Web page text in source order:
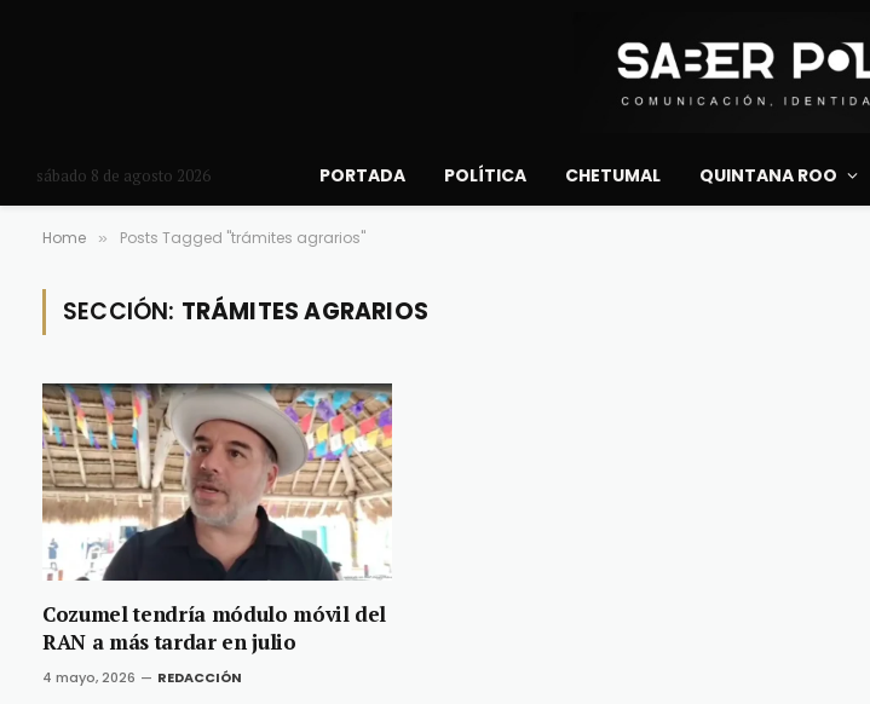
sábado 8 de agosto 2026 PORTADA POLÍTICA CHETUMAL QUINTANA ROO
Home » Posts Tagged "trámites agrarios"
SECCIÓN: TRÁMITES AGRARIOS
Cozumel tendría módulo móvil del
RAN a más tardar en julio
4 mayo, 2026 REDACCIÓN